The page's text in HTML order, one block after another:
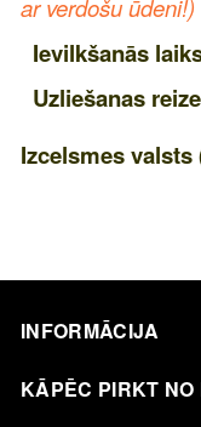
ar verdošu ūdeni!)
Ievilkšanās
Uzliešanas
Izcelsmes valsts
INFORMĀCIJA
KĀPĒC PIRKT NO